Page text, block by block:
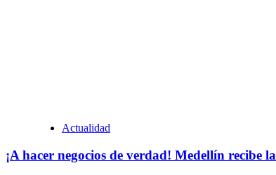
Actualidad
¡A hacer negocios de verdad! Medellín recibe